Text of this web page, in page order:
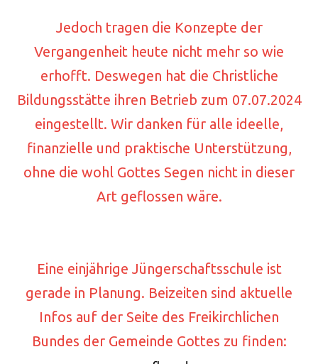
Jedoch tragen die Konzepte der
Vergangenheit heute nicht mehr so wie
erhofft. Deswegen hat die Christliche
Bildungsstätte ihren Betrieb zum 07.07.2024
eingestellt. Wir danken für alle ideelle,
finanzielle und praktische Unterstützung,
ohne die wohl Gottes Segen nicht in dieser
Art geflossen wäre.
Eine einjährige Jüngerschaftsschule ist
gerade in Planung. Beizeiten sind aktuelle
Infos auf der Seite des Freikirchlichen
Bundes der Gemeinde Gottes zu finden: